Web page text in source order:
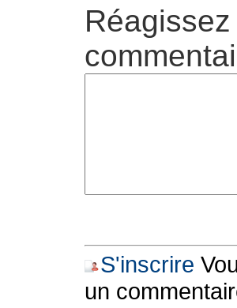
S'inscrire
un